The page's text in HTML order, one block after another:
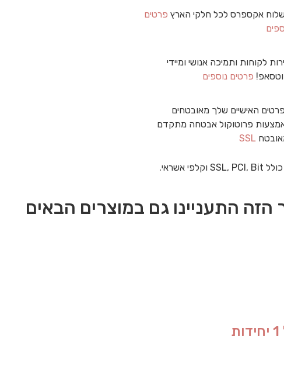
אקספרס לכל חלקי הארץ פרטים
לקוחות ותמיכה אנושי ומיידי
פרטים נוספים
האישיים שלך מאובטחים
פרוטוקול אבטחה מתקדם
SSL
התעניינו גם במוצרים הבאים